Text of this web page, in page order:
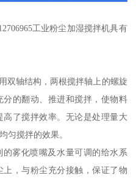
工业粉尘加湿搅拌机具有
轴结构，两根搅拌轴上的螺旋
的翻动、推进和搅拌，使物料
了搅拌效率。无论是处理量大
匀搅拌的效果。
雾化喷嘴及水量可调的给水系
，与粉尘充分接触，保证了物